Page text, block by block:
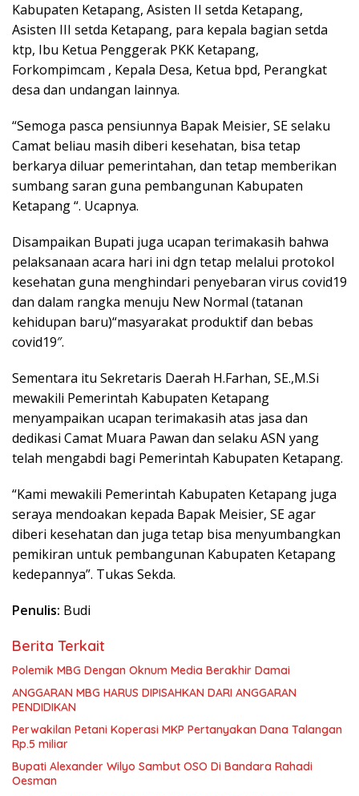
Kabupaten Ketapang, Asisten II setda Ketapang,
Asisten III setda Ketapang, para kepala bagian setda
ktp, Ibu Ketua Penggerak PKK Ketapang,
Forkompimcam , Kepala Desa, Ketua bpd, Perangkat
desa dan undangan lainnya.
“Semoga pasca pensiunnya Bapak Meisier, SE selaku
Camat beliau masih diberi kesehatan, bisa tetap
berkarya diluar pemerintahan, dan tetap memberikan
sumbang saran guna pembangunan Kabupaten
Ketapang “. Ucapnya.
Disampaikan Bupati juga ucapan terimakasih bahwa
pelaksanaan acara hari ini dgn tetap melalui protokol
kesehatan guna menghindari penyebaran virus covid19
dan dalam rangka menuju New Normal (tatanan
kehidupan baru)“masyarakat produktif dan bebas
covid19″.
Sementara itu Sekretaris Daerah H.Farhan, SE.,M.Si
mewakili Pemerintah Kabupaten Ketapang
menyampaikan ucapan terimakasih atas jasa dan
dedikasi Camat Muara Pawan dan selaku ASN yang
telah mengabdi bagi Pemerintah Kabupaten Ketapang.
“Kami mewakili Pemerintah Kabupaten Ketapang juga
seraya mendoakan kepada Bapak Meisier, SE agar
diberi kesehatan dan juga tetap bisa menyumbangkan
pemikiran untuk pembangunan Kabupaten Ketapang
kedepannya”. Tukas Sekda.
Penulis: Budi
Berita Terkait
Polemik MBG Dengan Oknum Media Berakhir Damai
ANGGARAN MBG HARUS DIPISAHKAN DARI ANGGARAN
PENDIDIKAN
Perwakilan Petani Koperasi MKP Pertanyakan Dana Talangan
Rp.5 miliar
Bupati Alexander Wilyo Sambut OSO Di Bandara Rahadi
Oesman